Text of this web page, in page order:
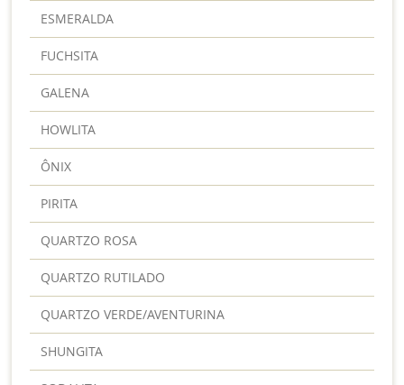
ESMERALDA
FUCHSITA
GALENA
HOWLITA
ÔNIX
PIRITA
QUARTZO ROSA
QUARTZO RUTILADO
QUARTZO VERDE/AVENTURINA
SHUNGITA